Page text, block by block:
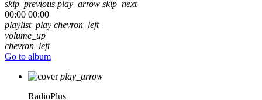
skip_previous play_arrow skip_next
00:00 00:00
playlist_play chevron_left
volume_up
chevron_left
Go to album
play_arrow
RadioPlus